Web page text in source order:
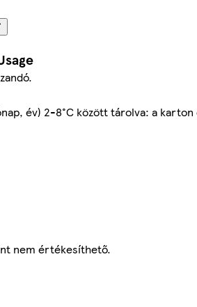
év) 2-8°C között tárolva: a
nem értékesíthető.